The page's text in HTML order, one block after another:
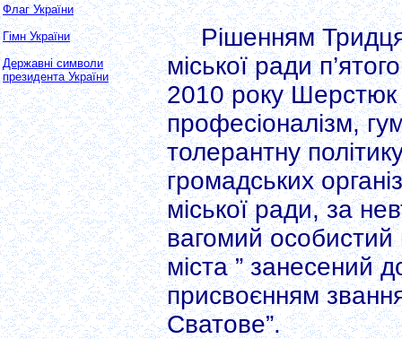
Флаг України
Гімн України
Державні символи
президента України
Рішенням
міської ради
2010 року
професіоналізм,
толерантну
громадських
міської ради, за
вагомий особистий
міста ” занесений
присвоєнням
Сватове”.